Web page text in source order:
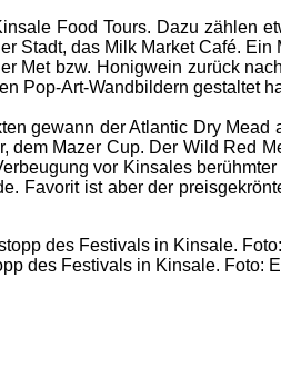
Food Tours. Dazu zählen
Stadt, das Milk Market Café.
Met bzw. Honigwein zurück
Pop-Art-Wandbildern gestaltet
gewann der Atlantic Dry
Mazer Cup. Der Wild Red
vor Kinsales
Favorit ist aber der
des Festivals in Kinsale. Foto: